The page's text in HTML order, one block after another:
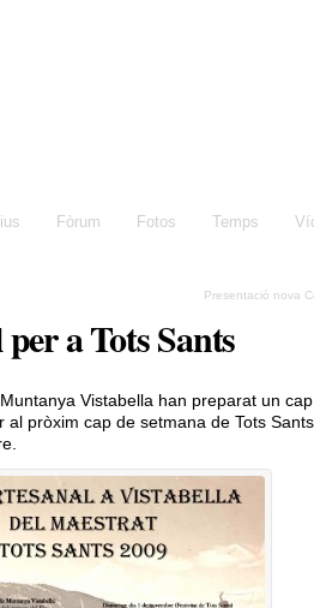
Fòrum Fotos Temps
Presentació nova
a Tots Sants
Vistabella han preparat un
al pròxim cap de setmana de Tots